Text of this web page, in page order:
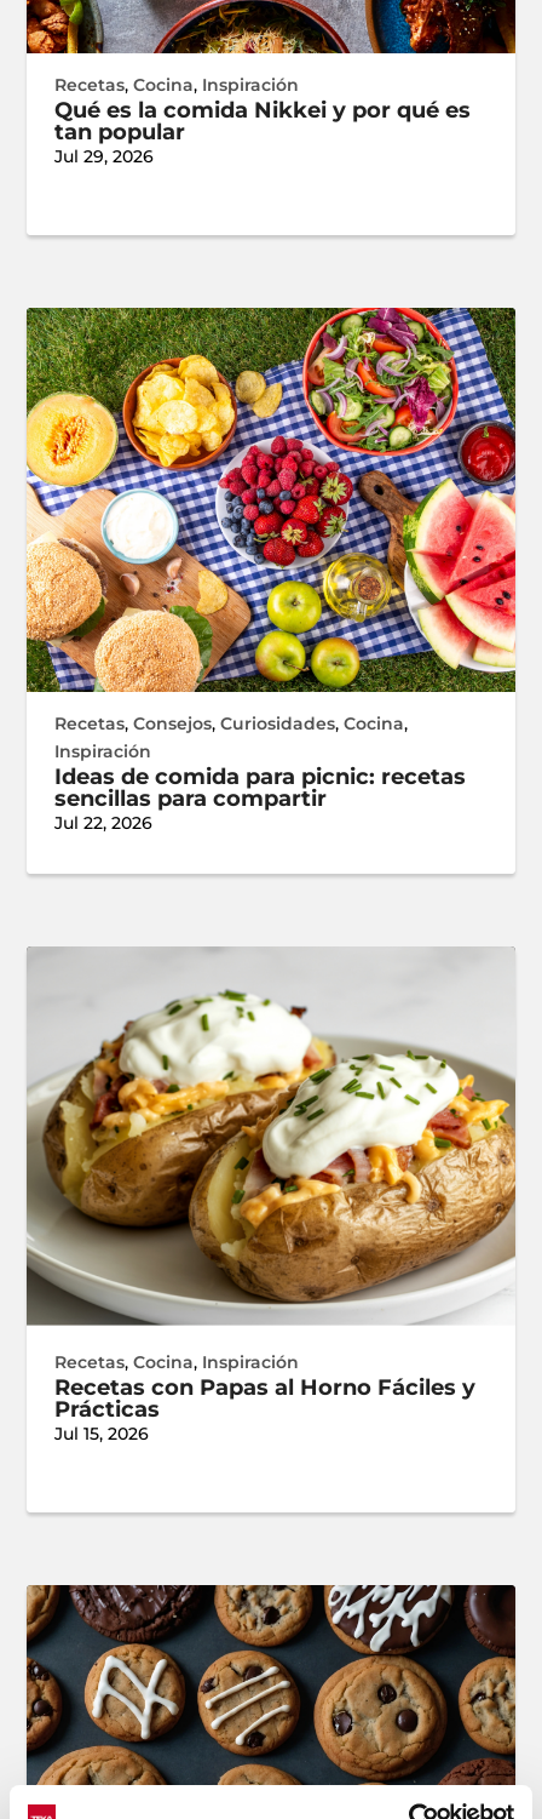
Recetas,Cocina, Inspiración
Qué es la comida Nikkei y por qué es
tan popular
Jul 29, 2026
Recetas,Consejos,Curiosidades,Cocina,
Inspiración
Ideas de comida para picnic: recetas
sencillas para compartir
Jul 22, 2026
Recetas,Cocina, Inspiración
Recetas con Papas al Horno Fáciles y
Prácticas
Jul 15, 2026